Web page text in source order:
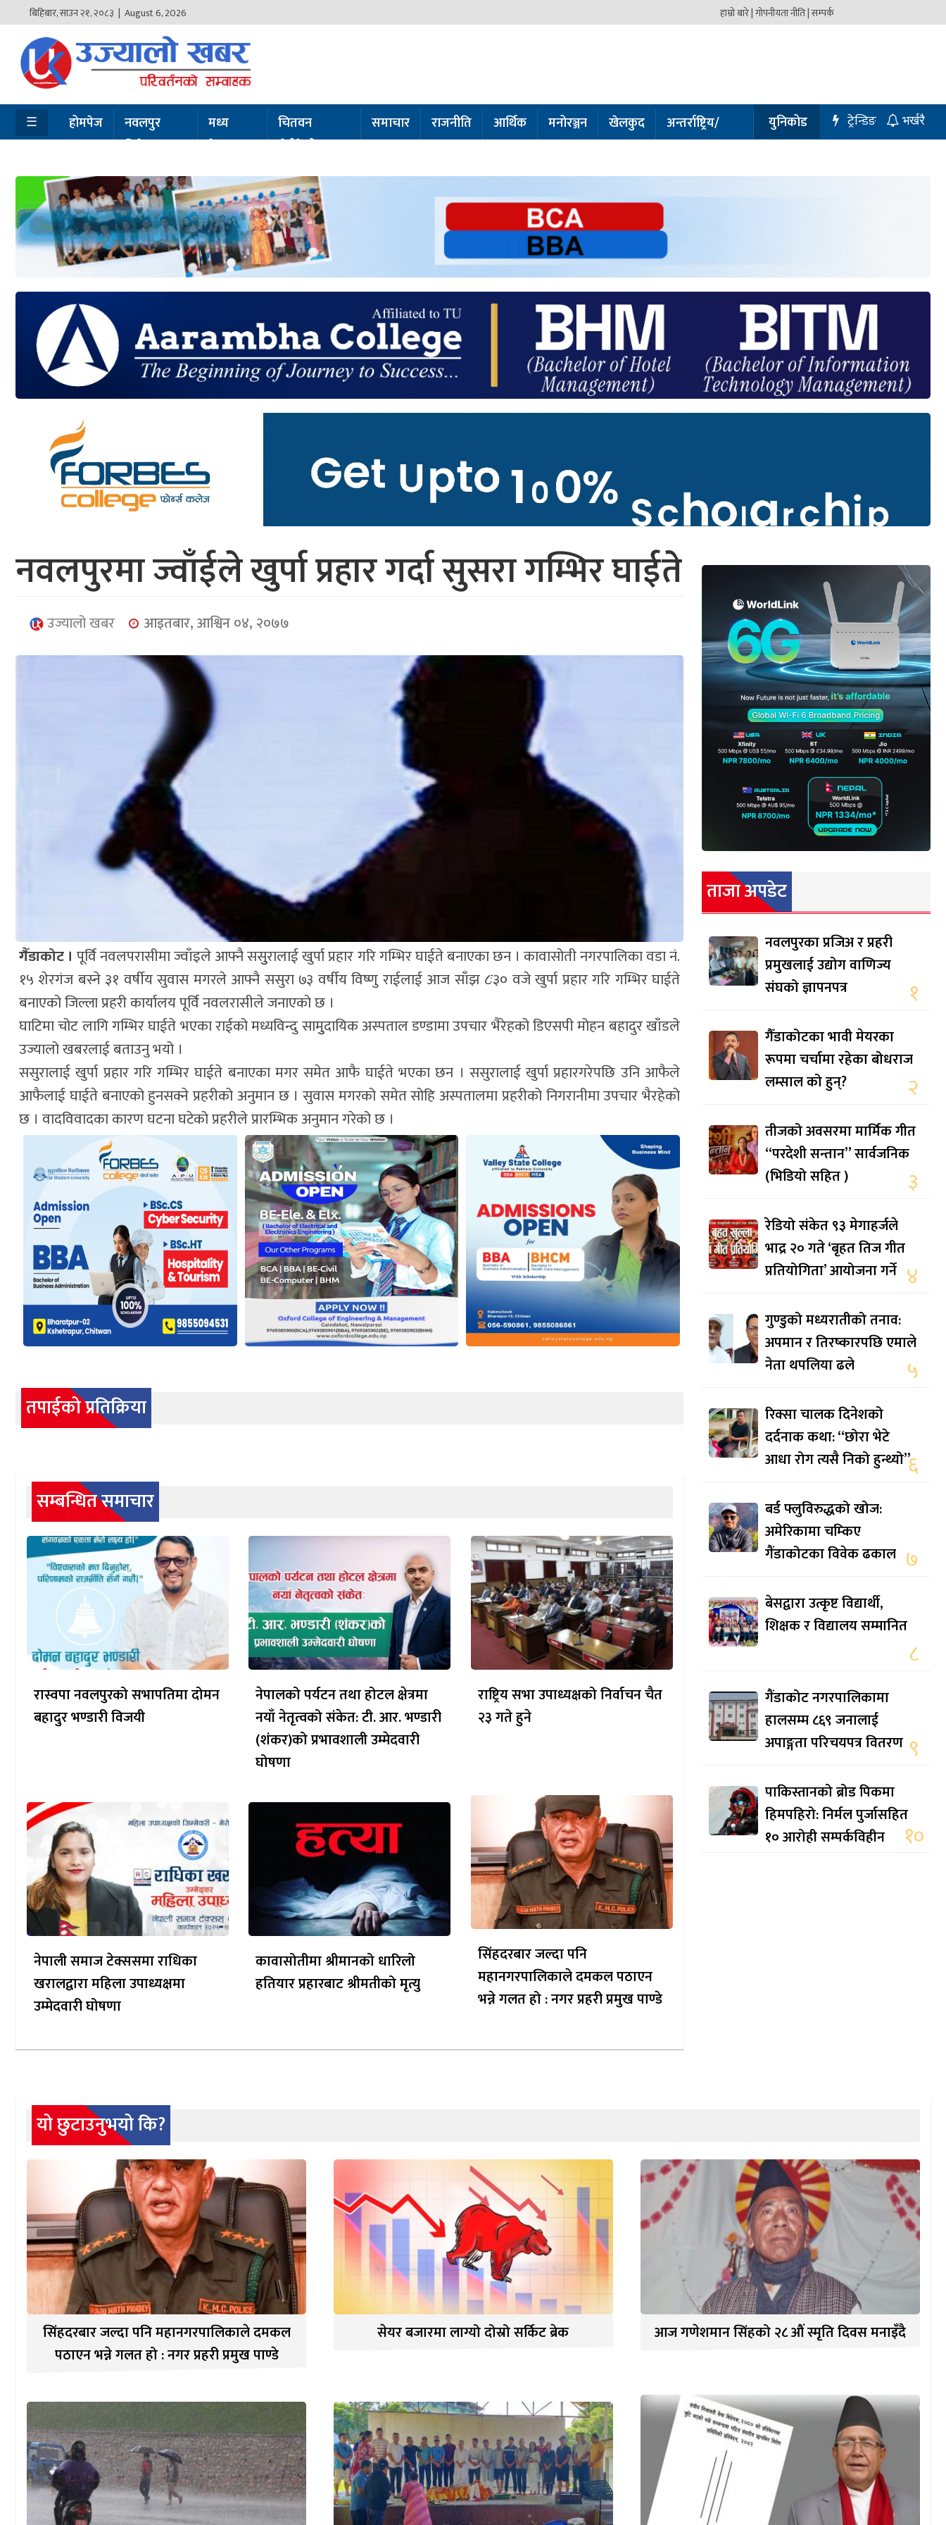
हाम्रो बारे |गोपनीयता नीति |सम्पर्क
बिहिबार,साउन२१,२०८३ | August 6, 2026
होमपेज
नवलपुर
विशेष
चितवन
सेरोफेरो
राजनीति
आर्थिक
मनोरञ्जन
युनिकोड
☰ होमपेज
नवलपुर
विशेष
मध्य
नेपाल
चितवन
सेरोफेरो
समाचार राजनीति आर्थिक मनोरञ्जन खेलकुद
अन्तर्राष्ट्रिय/
प्रबास
युनिकोड भर्खरै
ट्रेन्डिङ
नवलपुरमा ज्वाँईले खुर्पा प्रहार गर्दा सुसरा गम्भिर घाईते
उज्यालो खबर आइतबार, आश्विन ०४, २०७७
गैँडाकोट । पूर्वि नवलपरासीमा ज्वाँइले आफ्नै ससुुरालाई खुर्पा प्रहार गरि गम्भिर घाईते बनाएका छन । कावासोती नगरपालिका वडा नं.
१५ शेरगंज बस्ने ३१ वर्षीय सुवास मगरले आफ्नै ससुरा ७३ वर्षीय विष्णु राईलाई आज साँझ ८ः३० वजे खुर्पा प्रहार गरि गम्भिर घाईते
बनाएको जिल्ला प्रहरी कार्यालय पूर्वि नवलरासीले जनाएको छ ।
घाटिमा चोट लागि गम्भिर घाईते भएका राईको मध्यविन्दु सामुुदायिक अस्पताल डण्डामा उपचार भैरेहको डिएसपी मोहन बहादुर खाँडले
उज्यालो खबरलाई बताउनु भयो ।
ससुरालाई खुर्पा प्रहार गरि गम्भिर घाईते बनाएका मगर समेत आफै घाईते भएका छन । ससुरालाई खुर्पा प्रहारगरेपछि उनि आफैले
आफैलाई घाईते बनाएको हुनसक्ने प्रहरीको अनुमान छ । सुवास मगरको समेत सोहि अस्पतालमा प्रहरीको निगरानीमा उपचार भैरहेको
छ । वादविवादका कारण घटना घटेको प्रहरीले प्रारम्भिक अनुमान गरेको छ ।
तपाईको प्रतिक्रिया
सम्बन्धित समाचार
रास्वपा नवलपुरको सभापतिमा दोमन
बहादुर भण्डारी विजयी
नेपालको पर्यटन तथा होटल क्षेत्रमा
नयाँ नेतृत्वको संकेत: टी. आर. भण्डारी
(शंकर)को प्रभावशाली उम्मेदवारी
घोषणा
राष्ट्रिय सभा उपाध्यक्षको निर्वाचन चैत
२३ गते हुने
नेपाली समाज टेक्ससमा राधिका
खरालद्वारा महिला उपाध्यक्षमा
उम्मेदवारी घोषणा
कावासोतीमा श्रीमानको धारिलो
हतियार प्रहारबाट श्रीमतीको मृत्यु
सिंहदरबार जल्दा पनि
महानगरपालिकाले दमकल पठाएन
भन्ने गलत हो : नगर प्रहरी प्रमुख पाण्डे
ताजा अपडेट
नवलपुरका प्रजिअ र प्रहरी
प्रमुखलाई उद्योग वाणिज्य
संघको ज्ञापनपत्र
१
गैँडाकोटका भावी मेयरका
रूपमा चर्चामा रहेका बोधराज
लम्साल को हुन्?
२
तीजको अवसरमा मार्मिक गीत
“परदेशी सन्तान” सार्वजनिक
(भिडियो सहित )
३
रेडियो संकेत ९३ मेगाहर्जले
भाद्र २० गते ‘बृहत तिज गीत
प्रतियोगिता’ आयोजना गर्ने ४
गुण्डुको मध्यरातीको तनाव:
अपमान र तिरष्कारपछि एमाले
नेता थपलिया ढले
५
रिक्सा चालक दिनेशको
दर्दनाक कथा: “छोरा भेटे
आधा रोग त्यसै निको हुन्थ्यो”६
बर्ड फ्लुविरुद्धको खोज:
अमेरिकामा चम्किए
गैंडाकोटका विवेक ढकाल ७
बेसद्वारा उत्कृष्ट विद्यार्थी,
शिक्षक र विद्यालय सम्मानित
८
गैंडाकोट नगरपालिकामा
हालसम्म ८६९ जनालाई
अपाङ्गता परिचयपत्र वितरण ९
पाकिस्तानको ब्रोड पिकमा
हिमपहिरो: निर्मल पुर्जासहित
१० आरोही सम्पर्कविहीन
१०
यो छुटाउनुभयो कि?
सिंहदरबार जल्दा पनि महानगरपालिकाले दमकल
पठाएन भन्ने गलत हो : नगर प्रहरी प्रमुख पाण्डे
सेयर बजारमा लाग्यो दोस्रो सर्किट ब्रेक आज गणेशमान सिंहको २८ औं स्मृति दिवस मनाइँदै